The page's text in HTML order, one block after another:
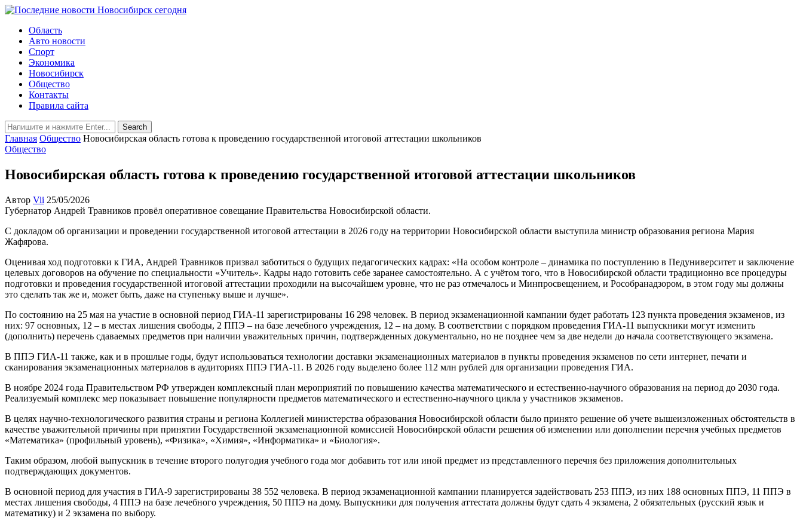
Область
Авто новости
Спорт
Экономика
Новосибирск
Общество
Контакты
Правила сайта
Главная Общество Новосибирская область готова к проведению государственной итоговой аттестации школьников
Общество
Новосибирская область готова к проведению государственной итоговой аттестации школьников
Автор Vii 25/05/2026
Губернатор Андрей Травников провёл оперативное совещание Правительства Новосибирской области.
С докладом об организации и проведении государственной итоговой аттестации в 2026 году на территории Новосибирской области выступила министр образования региона Мария
Жафярова.
Оценивая ход подготовки к ГИА, Андрей Травников призвал заботиться о будущих педагогических кадрах: «На особом контроле – динамика по поступлению в Педуниверситет и заключение
целевых договоров на обучение по специальности «Учитель». Кадры надо готовить себе заранее самостоятельно. А с учётом того, что в Новосибирской области традиционно все процедуры
подготовки и проведения государственной итоговой аттестации проходили на высочайшем уровне, что не раз отмечалось и Минпросвещением, и Рособранадзором, в этом году мы должны
это сделать так же и, может быть, даже на ступеньку выше и лучше».
По состоянию на 25 мая на участие в основной период ГИА-11 зарегистрированы 16 298 человек. В период экзаменационной кампании будет работать 123 пункта проведения экзаменов, из
них: 97 основных, 12 – в местах лишения свободы, 2 ППЭ – на базе лечебного учреждения, 12 – на дому. В соответствии с порядком проведения ГИА-11 выпускники могут изменить
(дополнить) перечень сдаваемых предметов при наличии уважительных причин, подтвержденных документально, но не позднее чем за две недели до начала соответствующего экзамена.
В ППЭ ГИА-11 также, как и в прошлые годы, будут использоваться технологии доставки экзаменационных материалов в пункты проведения экзаменов по сети интернет, печати и
сканирования экзаменационных материалов в аудиториях ППЭ ГИА-11. В 2026 году выделено более 112 млн рублей для организации проведения ГИА.
В ноябре 2024 года Правительством РФ утвержден комплексный план мероприятий по повышению качества математического и естественно-научного образования на период до 2030 года.
Реализуемый комплекс мер показывает повышение популярности предметов математического и естественно-научного цикла у участников экзаменов.
В целях научно-технологического развития страны и региона Коллегией министерства образования Новосибирской области было принято решение об учете вышеизложенных обстоятельств в
качестве уважительной причины при принятии Государственной экзаменационной комиссией Новосибирской области решения об изменении или дополнении перечня учебных предметов
«Математика» (профильный уровень), «Физика», «Химия», «Информатика» и «Биология».
Таким образом, любой выпускник в течение второго полугодия учебного года мог добавить тот или иной предмет из представленного перечня без приложения дополнительных
подтверждающих документов.
В основной период для участия в ГИА-9 зарегистрированы 38 552 человека. В период экзаменационной кампании планируется задействовать 253 ППЭ, из них 188 основных ППЭ, 11 ППЭ в
местах лишения свободы, 4 ППЭ на базе лечебного учреждения, 50 ППЭ на дому. Выпускники для получения аттестата должны будут сдать 4 экзамена, 2 обязательных (русский язык и
математику) и 2 экзамена по выбору.